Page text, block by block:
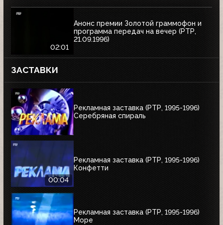
02:01
Анонс премии Золотой граммофон и
программа передач на вечер (РТР,
21.09.1996)
ЗАСТАВКИ
Рекламная заставка (РТР, 1995-1996)
Серебряная спираль
00:04
Рекламная заставка (РТР, 1995-1996)
Конфетти
Рекламная заставка (РТР, 1995-1996)
Море